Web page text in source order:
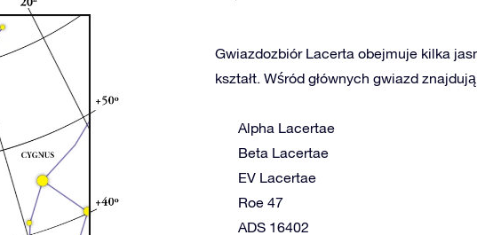
Gwiazdozbiór Lacerta obejmuje kilka
kształt. Wśród głównych gwiazd
Alpha Lacertae
Beta Lacertae
EV Lacertae
Roe 47
ADS 16402